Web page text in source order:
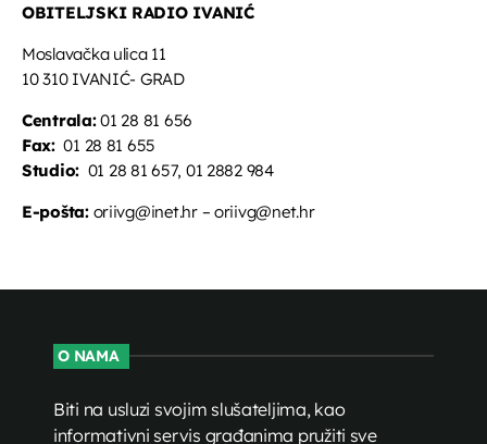
EPP reklame
15:45 - 16:00
OBITELJSKI RADIO IVANIĆ
Moslavačka ulica 11
10 310 IVANIĆ- GRAD
Centrala:01 28 81 656
Fax:01 28 81 655
Studio: 01 28 81 657, 01 2882 984
E-pošta:oriivg@inet.hr – oriivg@net.hr
O NAMA
Biti na usluzi svojim slušateljima, kao
informativni servis građanima pružiti sve